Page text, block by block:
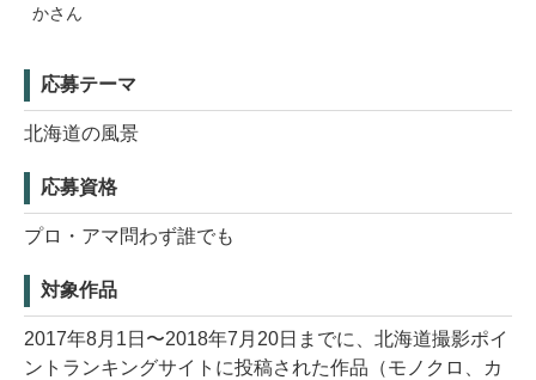
かさん
応募テーマ
北海道の風景
応募資格
プロ・アマ問わず誰でも
対象作品
2017年8月1日〜2018年7月20日までに、北海道撮影ポイ
ントランキングサイトに投稿された作品（モノクロ、カ